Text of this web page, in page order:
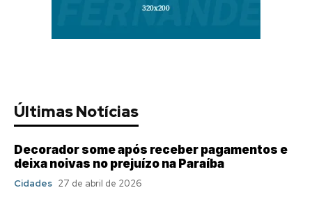
Últimas Notícias
Decorador some após receber pagamentos e
deixa noivas no prejuízo na Paraíba
Cidades 27 de abril de 2026